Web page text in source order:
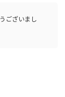
ございまし